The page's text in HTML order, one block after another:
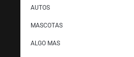
AUTOS
MASCOTAS
ALGO MAS